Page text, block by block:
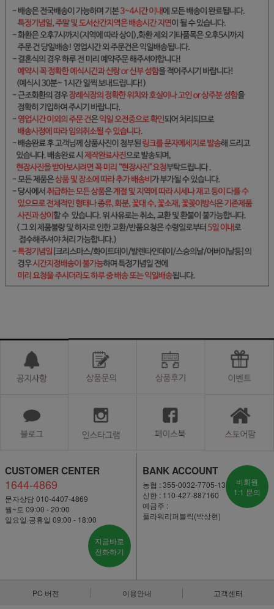
CUSTOMER CENTER
1644-4869
문자상담 010-4407-4869
월~토 09:00 - 20:00
일요일·공휴일 09:00 - 18:00
지금바로
전화하기
BANK ACCOUNT
농협 : 355-0032-7705-13
신한 : 110-427-887160
예금주 :
플라워리퍼블릭(박상현)
비회원
1:1 문의
PC 버전 이용안내 고객센터